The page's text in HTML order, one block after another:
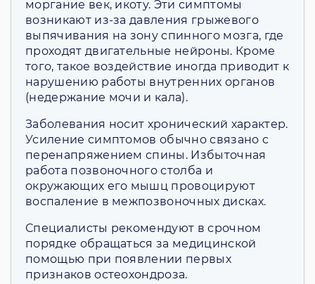
моргание век, икоту. Эти симптомы
возникают из-за давления грыжевого
выпячивания на зону спинного мозга, где
проходят двигательные нейроны. Кроме
того, такое воздействие иногда приводит к
нарушению работы внутренних органов
(недержание мочи и кала).
Заболевания носит хронический характер.
Усиление симптомов обычно связано с
перенапряжением спины. Избыточная
работа позвоночного столба и
окружающих его мышц провоцируют
воспаление в межпозвоночных дисках.
Специалисты рекомендуют в срочном
порядке обращаться за медицинской
помощью при появлении первых
признаков остеохондроза.